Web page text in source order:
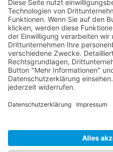
Ähnliche Artikel
HOTLINE
ONEAV.EU